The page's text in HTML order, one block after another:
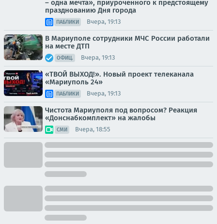
– одна мечта», приуроченного к предстоящему
празднованию Дня города
ПАБЛИКИ Вчера, 19:13
В Мариуполе сотрудники МЧС России работали
на месте ДТП
ОФИЦ. Вчера, 19:13
«ТВОЙ ВЫХОД!». Новый проект телеканала
«Мариуполь 24»
ПАБЛИКИ Вчера, 19:13
Чистота Мариуполя под вопросом? Реакция
«Донснабкомплект» на жалобы
СМИ Вчера, 18:55